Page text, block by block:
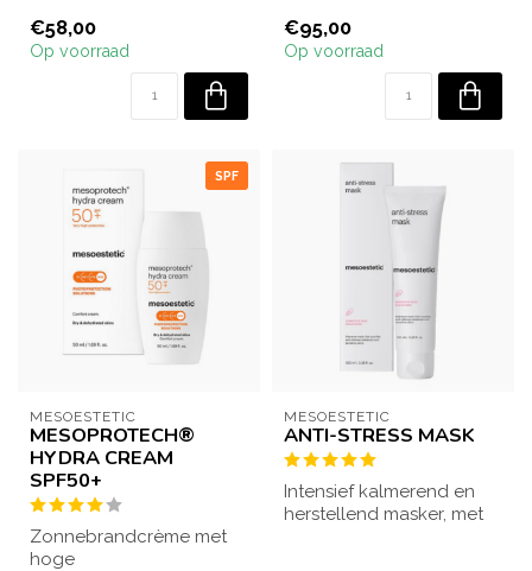
die roodheid...
€58,00
Op voorraad
Brengt de hu...
€95,00
Op voorraad
SPF
MESOESTETIC
MESOPROTECH®
HYDRA CREAM
SPF50+
Zonnebrandcrème met
hoge
MESOESTETIC
ANTI-STRESS MASK
Intensief kalmerend en
herstellend masker, met